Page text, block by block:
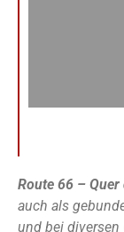
Route 66 –
auch als
und bei diversen